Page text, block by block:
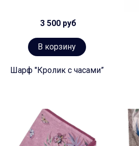
3 500 руб
В корзину
Шарф "Кролик с часами”